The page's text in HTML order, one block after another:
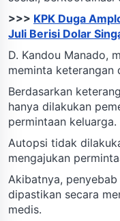
>>> KPK Duga
Juli Berisi Dolar
D. Kandou Manado,
meminta keterangan
Berdasarkan
hanya dilakukan
permintaan keluarga.
Autopsi tidak
mengajukan
Akibatnya,
dipastikan secara
medis.